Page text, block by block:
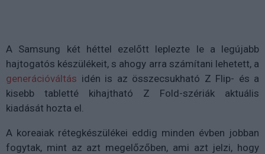
A Samsung két héttel ezelőtt leplezte le a legújabb
hajtogatós készülékeit, s ahogy arra számítani lehetett, a
generációváltás idén is az összecsukható Z Flip- és a
kisebb tabletté kihajtható Z Fold-szériák aktuális
kiadását hozta el.
A koreaiak rétegkészülékei eddig minden évben jobban
fogytak, mint az azt megelőzőben, ami azt jelzi, hogy